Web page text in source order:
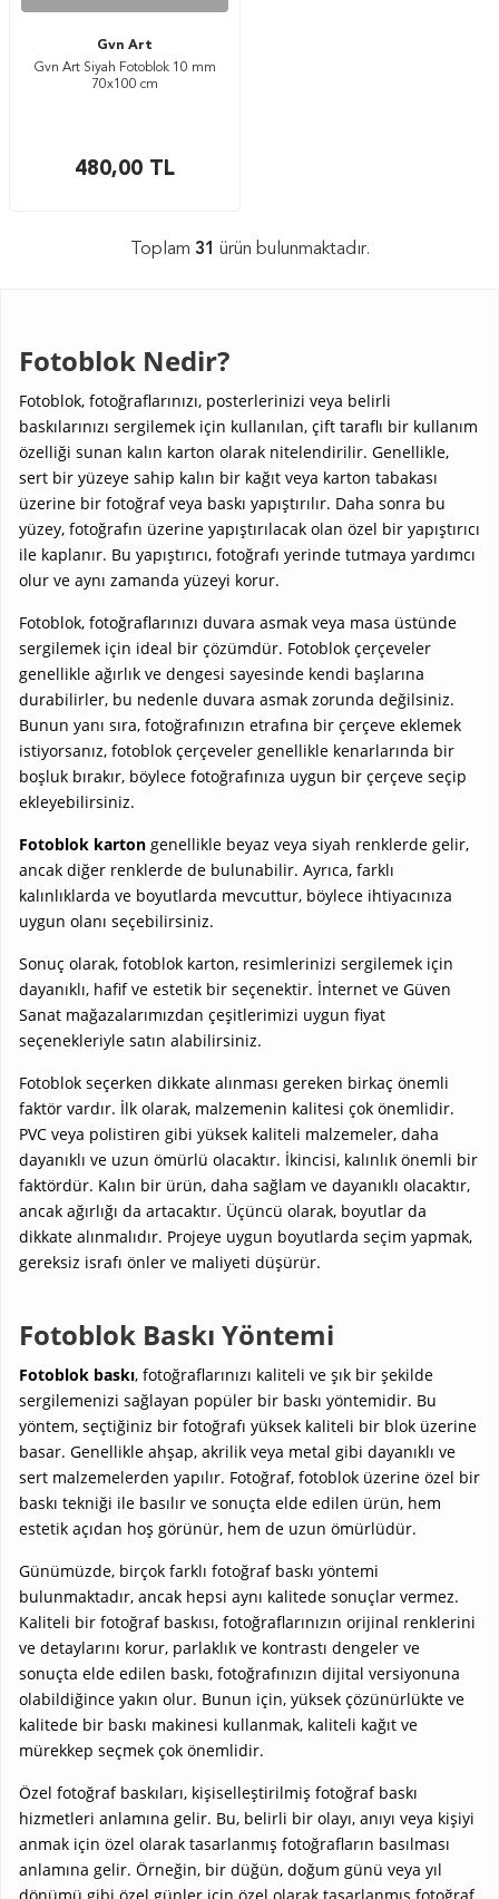
Gvn Art
Gvn Art Siyah Fotoblok 10 mm
70x100 cm
480,00 TL
Toplam 31 ürün bulunmaktadır.
Fotoblok Nedir?
Fotoblok, fotoğraflarınızı, posterlerinizi veya belirli
baskılarınızı sergilemek için kullanılan, çift taraflı bir kullanım
özelliği sunan kalın karton olarak nitelendirilir. Genellikle,
sert bir yüzeye sahip kalın bir kağıt veya karton tabakası
üzerine bir fotoğraf veya baskı yapıştırılır. Daha sonra bu
yüzey, fotoğrafın üzerine yapıştırılacak olan özel bir yapıştırıcı
ile kaplanır. Bu yapıştırıcı, fotoğrafı yerinde tutmaya yardımcı
olur ve aynı zamanda yüzeyi korur.
Fotoblok, fotoğraflarınızı duvara asmak veya masa üstünde
sergilemek için ideal bir çözümdür. Fotoblok çerçeveler
genellikle ağırlık ve dengesi sayesinde kendi başlarına
durabilirler, bu nedenle duvara asmak zorunda değilsiniz.
Bunun yanı sıra, fotoğrafınızın etrafına bir çerçeve eklemek
istiyorsanız, fotoblok çerçeveler genellikle kenarlarında bir
boşluk bırakır, böylece fotoğrafınıza uygun bir çerçeve seçip
ekleyebilirsiniz.
Fotoblok karton genellikle beyaz veya siyah renklerde gelir,
ancak diğer renklerde de bulunabilir. Ayrıca, farklı
kalınlıklarda ve boyutlarda mevcuttur, böylece ihtiyacınıza
uygun olanı seçebilirsiniz.
Sonuç olarak, fotoblok karton, resimlerinizi sergilemek için
dayanıklı, hafif ve estetik bir seçenektir. İnternet ve Güven
Sanat mağazalarımızdan çeşitlerimizi uygun fiyat
seçenekleriyle satın alabilirsiniz.
Fotoblok seçerken dikkate alınması gereken birkaç önemli
faktör vardır. İlk olarak, malzemenin kalitesi çok önemlidir.
PVC veya polistiren gibi yüksek kaliteli malzemeler, daha
dayanıklı ve uzun ömürlü olacaktır. İkincisi, kalınlık önemli bir
faktördür. Kalın bir ürün, daha sağlam ve dayanıklı olacaktır,
ancak ağırlığı da artacaktır. Üçüncü olarak, boyutlar da
dikkate alınmalıdır. Projeye uygun boyutlarda seçim yapmak,
gereksiz israfı önler ve maliyeti düşürür.
Fotoblok Baskı Yöntemi
Fotoblok baskı, fotoğraflarınızı kaliteli ve şık bir şekilde
sergilemenizi sağlayan popüler bir baskı yöntemidir. Bu
yöntem, seçtiğiniz bir fotoğrafı yüksek kaliteli bir blok üzerine
basar. Genellikle ahşap, akrilik veya metal gibi dayanıklı ve
sert malzemelerden yapılır. Fotoğraf, fotoblok üzerine özel bir
baskı tekniği ile basılır ve sonuçta elde edilen ürün, hem
estetik açıdan hoş görünür, hem de uzun ömürlüdür.
Günümüzde, birçok farklı fotoğraf baskı yöntemi
bulunmaktadır, ancak hepsi aynı kalitede sonuçlar vermez.
Kaliteli bir fotoğraf baskısı, fotoğraflarınızın orijinal renklerini
ve detaylarını korur, parlaklık ve kontrastı dengeler ve
sonuçta elde edilen baskı, fotoğrafınızın dijital versiyonuna
olabildiğince yakın olur. Bunun için, yüksek çözünürlükte ve
kalitede bir baskı makinesi kullanmak, kaliteli kağıt ve
mürekkep seçmek çok önemlidir.
Özel fotoğraf baskıları, kişiselleştirilmiş fotoğraf baskı
hizmetleri anlamına gelir. Bu, belirli bir olayı, anıyı veya kişiyi
anmak için özel olarak tasarlanmış fotoğrafların basılması
anlamına gelir. Örneğin, bir düğün, doğum günü veya yıl